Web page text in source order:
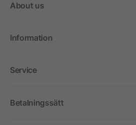
About us
Information
Service
Betalningssätt